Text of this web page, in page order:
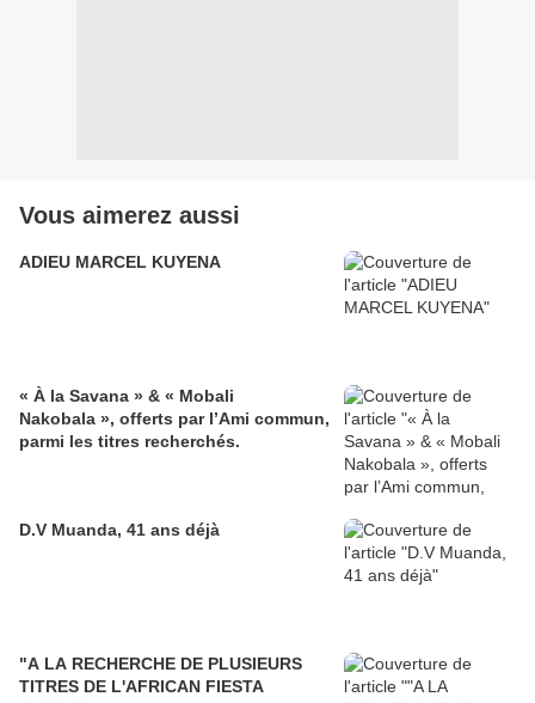
Vous aimerez aussi
ADIEU MARCEL KUYENA
« À la Savana » & « Mobali
Nakobala », offerts par l’Ami commun,
parmi les titres recherchés.
D.V Muanda, 41 ans déjà
"A LA RECHERCHE DE PLUSIEURS
TITRES DE L'AFRICAN FIESTA